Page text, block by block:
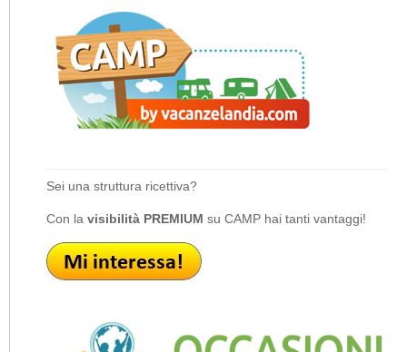
Sei una struttura ricettiva?
Con la visibilità PREMIUM su CAMP hai tanti vantaggi!